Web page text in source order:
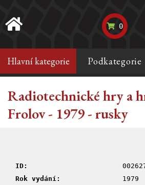
0
Hlavní kategorie Podkategorie
Radiotechnické hry a
Frolov - 1979 - rusky
ID:
Rok vydání:
1979